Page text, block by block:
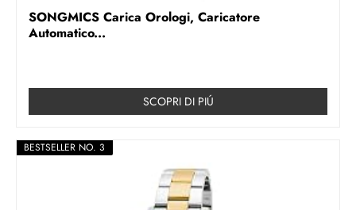
SONGMICS Carica Orologi, Caricatore
Automatico...
SCOPRI DI PIÚ
BESTSELLER NO. 3